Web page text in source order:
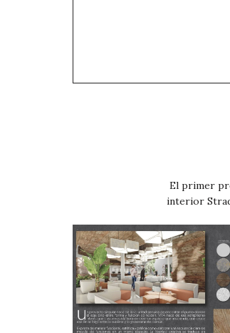
El primer
interior